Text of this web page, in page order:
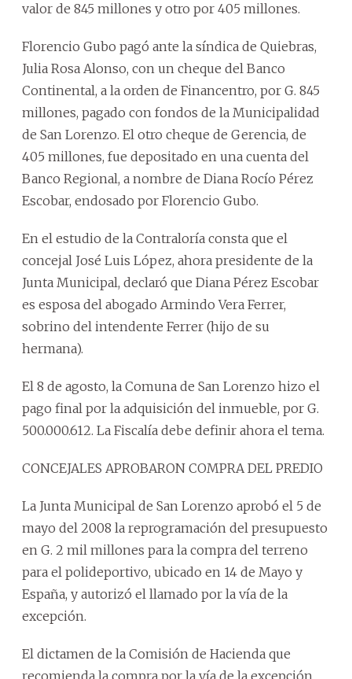
valor de 845 millones y otro por 405 millones.
Florencio Gubo pagó ante la síndica de Quiebras,
Julia Rosa Alonso, con un cheque del Banco
Continental, a la orden de Financentro, por G. 845
millones, pagado con fondos de la Municipalidad
de San Lorenzo. El otro cheque de Gerencia, de
405 millones, fue depositado en una cuenta del
Banco Regional, a nombre de Diana Rocío Pérez
Escobar, endosado por Florencio Gubo.
En el estudio de la Contraloría consta que el
concejal José Luis López, ahora presidente de la
Junta Municipal, declaró que Diana Pérez Escobar
es esposa del abogado Armindo Vera Ferrer,
sobrino del intendente Ferrer (hijo de su
hermana).
El 8 de agosto, la Comuna de San Lorenzo hizo el
pago final por la adquisición del inmueble, por G.
500.000.612. La Fiscalía debe definir ahora el tema.
CONCEJALES APROBARON COMPRA DEL PREDIO
La Junta Municipal de San Lorenzo aprobó el 5 de
mayo del 2008 la reprogramación del presupuesto
en G. 2 mil millones para la compra del terreno
para el polideportivo, ubicado en 14 de Mayo y
España, y autorizó el llamado por la vía de la
excepción.
El dictamen de la Comisión de Hacienda que
recomienda la compra por la vía de la excepción